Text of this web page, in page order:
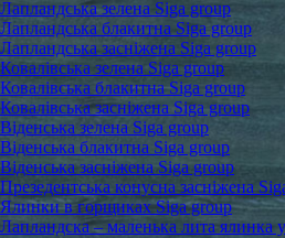
Лапландська зелена Siga group
Лапландська блакитна Siga group
Лапландська засніжена Siga group
Ковалівська зелена Siga group
Ковалівська блакитна Siga group
Ковалівська засніжена Siga group
Віденська зелена Siga group
Віденська блакитна Siga group
Віденська засніжена Siga group
Презедентська конусна засніжена
Ялинки в горщиках Siga group
Лапландска – маленька лита ялинка